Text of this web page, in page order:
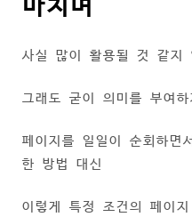
마치며
사실 많이 활용될 것 같지
그래도 굳이 의미를 부여하
페이지를 일일이 순회하면
한 방법 대신
이렇게 특정 조건의 페이